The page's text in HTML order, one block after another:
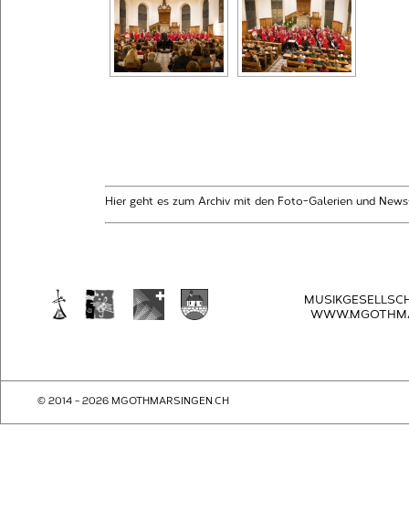
Hier geht es zum Archiv mit den Foto-Galerien und
© 2014 - 2026 MGOTHMARSINGEN.CH